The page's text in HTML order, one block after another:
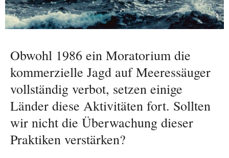
Obwohl 1986 ein Moratorium die
kommerzielle Jagd auf Meeressäuger
vollständig verbot, setzen einige
Länder diese Aktivitäten fort. Sollten
wir nicht die Überwachung dieser
Praktiken verstärken?